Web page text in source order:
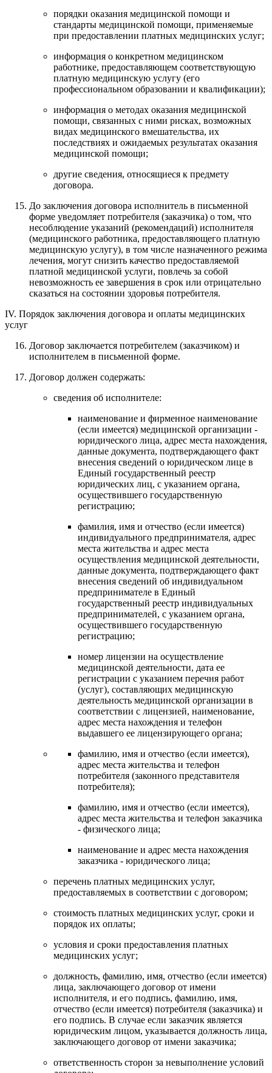
порядки оказания медицинской помощи и
стандарты медицинской помощи, применяемые
при предоставлении платных медицинских услуг;
информация о конкретном медицинском
работнике, предоставляющем соответствующую
платную медицинскую услугу (его
профессиональном образовании и квалификации);
информация о методах оказания медицинской
помощи, связанных с ними рисках, возможных
видах медицинского вмешательства, их
последствиях и ожидаемых результатах оказания
медицинской помощи;
другие сведения, относящиеся к предмету
договора.
До заключения договора исполнитель в письменной
форме уведомляет потребителя (заказчика) о том, что
несоблюдение указаний (рекомендаций) исполнителя
(медицинского работника, предоставляющего платную
медицинскую услугу), в том числе назначенного режима
лечения, могут снизить качество предоставляемой
платной медицинской услуги, повлечь за собой
невозможность ее завершения в срок или отрицательно
сказаться на состоянии здоровья потребителя.
IV. Порядок заключения договора и оплаты медицинских
услуг
Договор заключается потребителем (заказчиком) и
исполнителем в письменной форме.
Договор должен содержать:
сведения об исполнителе:
наименование и фирменное наименование
(если имеется) медицинской организации -
юридического лица, адрес места нахождения,
данные документа, подтверждающего факт
внесения сведений о юридическом лице в
Единый государственный реестр
юридических лиц, с указанием органа,
осуществившего государственную
регистрацию;
фамилия, имя и отчество (если имеется)
индивидуального предпринимателя, адрес
места жительства и адрес места
осуществления медицинской деятельности,
данные документа, подтверждающего факт
внесения сведений об индивидуальном
предпринимателе в Единый
государственный реестр индивидуальных
предпринимателей, с указанием органа,
осуществившего государственную
регистрацию;
номер лицензии на осуществление
медицинской деятельности, дата ее
регистрации с указанием перечня работ
(услуг), составляющих медицинскую
деятельность медицинской организации в
соответствии с лицензией, наименование,
адрес места нахождения и телефон
выдавшего ее лицензирующего органа;
фамилию, имя и отчество (если имеется),
адрес места жительства и телефон
потребителя (законного представителя
потребителя);
фамилию, имя и отчество (если имеется),
адрес места жительства и телефон заказчика
- физического лица;
наименование и адрес места нахождения
заказчика - юридического лица;
перечень платных медицинских услуг,
предоставляемых в соответствии с договором;
стоимость платных медицинских услуг, сроки и
порядок их оплаты;
условия и сроки предоставления платных
медицинских услуг;
должность, фамилию, имя, отчество (если имеется)
лица, заключающего договор от имени
исполнителя, и его подпись, фамилию, имя,
отчество (если имеется) потребителя (заказчика) и
его подпись. В случае если заказчик является
юридическим лицом, указывается должность лица,
заключающего договор от имени заказчика;
ответственность сторон за невыполнение условий